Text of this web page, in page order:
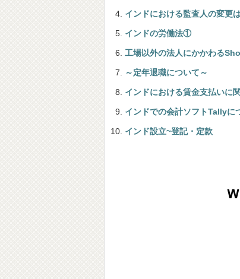
インドにおける監査人の変更
インドの労働法①
工場以外の法人にかかわる
～定年退職について～
インドにおける賃金支払いに
インドでの会計ソフトTallyに
インド設立~登記・定款